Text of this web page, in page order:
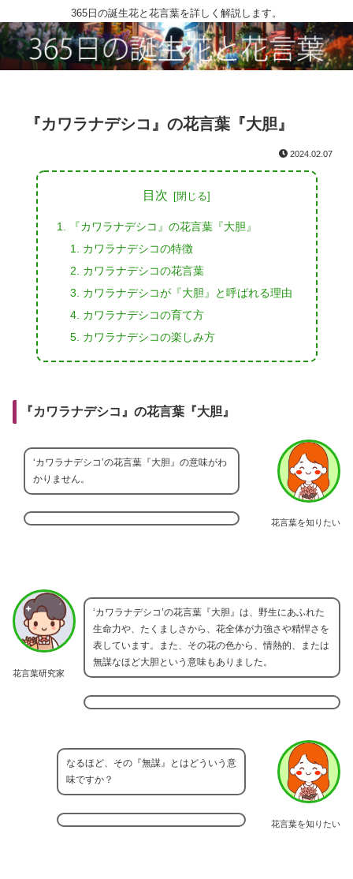
365日の誕生花と花言葉を詳しく解説します。
『カワラナデシコ』の花言葉『大胆』
2024.02.07
目次
『カワラナデシコ』の花言葉『大胆』
カワラナデシコの特徴
カワラナデシコの花言葉
カワラナデシコが『大胆』と呼ばれる理由
カワラナデシコの育て方
カワラナデシコの楽しみ方
『カワラナデシコ』の花言葉『大胆』
花言葉を知りたい
‘カワラナデシコ’の花言葉『大胆』の意味がわ
かりません。
花言葉研究家
‘カワラナデシコ’の花言葉『大胆』は、野生にあふれた
生命力や、たくましさから、花全体が力強さや精悍さを
表しています。また、その花の色から、情熱的、または
無謀なほど大胆という意味もありました。
花言葉を知りたい
なるほど、その『無謀』とはどういう意
味ですか？